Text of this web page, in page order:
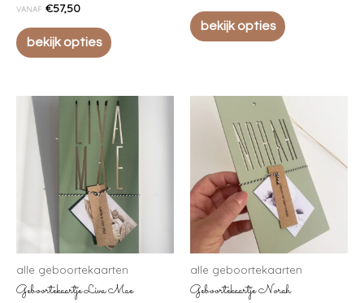
VANAF €57,50
bekijk opties
bekijk opties
alle geboortekaarten
Geboortekaartje Liva Mae
alle geboortekaarten
Geboortekaartje Norah